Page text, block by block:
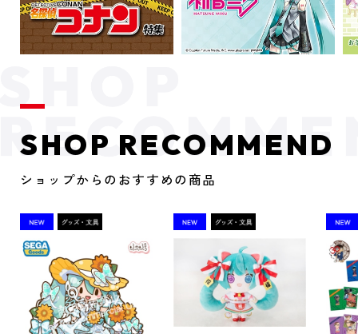
SHOP RECOMMEND
ショップからのおすすめの商品